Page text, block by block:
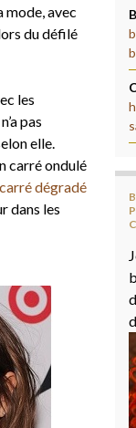
mode, avec
du défilé
les
pas
elle.
carré ondulé
dégradé
dans les